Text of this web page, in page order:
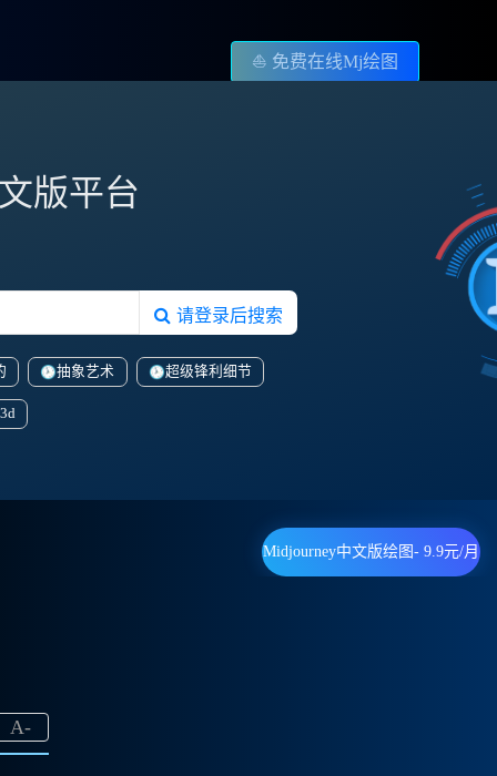
⛵️ 免费在线Mj绘图
版平台
请登录后搜索
抽象艺术 超级锋利细节
3d
Midjourney中文版绘图- 9.9元/月
A-